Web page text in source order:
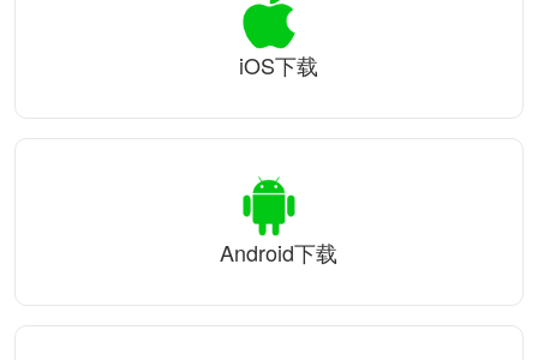
iOS下载
Android下载